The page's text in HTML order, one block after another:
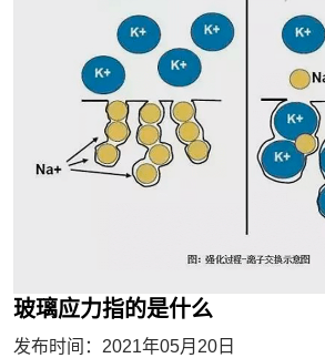
玻璃应力指的是什么
发布时间：2021年05月20日